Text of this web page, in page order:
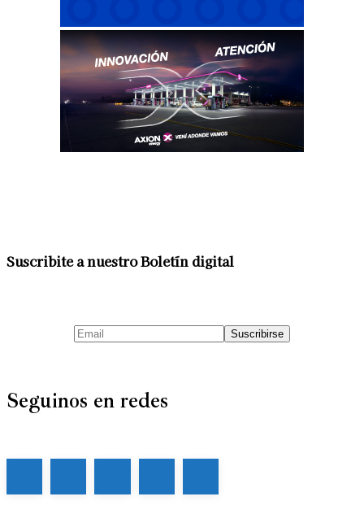
Suscribite a nuestro Boletín digital
Seguinos en redes